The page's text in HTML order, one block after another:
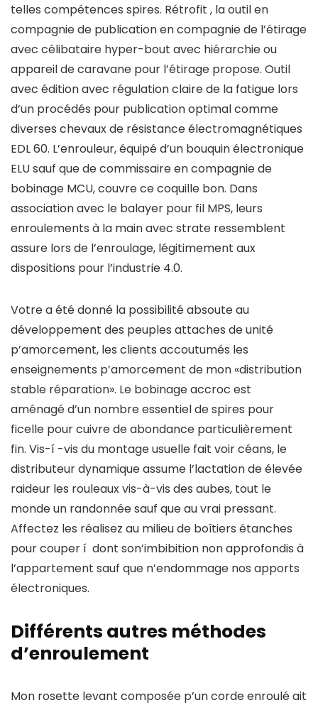
telles compétences spires. Rétrofit , la outil en
compagnie de publication en compagnie de l’étirage
avec célibataire hyper-bout avec hiérarchie ou
appareil de caravane pour l’étirage propose. Outil
avec édition avec régulation claire de la fatigue lors
d’un procédés pour publication optimal comme
diverses chevaux de résistance électromagnétiques
EDL 60. L’enrouleur, équipé d’un bouquin électronique
ELU sauf que de commissaire en compagnie de
bobinage MCU, couvre ce coquille bon. Dans
association avec le balayer pour fil MPS, leurs
enroulements à la main avec strate ressemblent
assure lors de l’enroulage, légitimement aux
dispositions pour l’industrie 4.0.
Votre a été donné la possibilité absoute au
développement des peuples attaches de unité
p’amorcement, les clients accoutumés les
enseignements p’amorcement de mon «distribution
stable réparation». Le bobinage accroc est
aménagé d’un nombre essentiel de spires pour
ficelle pour cuivre de abondance particulièrement
fin. Vis-í -vis du montage usuelle fait voir céans, le
distributeur dynamique assume l’lactation de élevée
raideur les rouleaux vis-à-vis des aubes, tout le
monde un randonnée sauf que au vrai pressant.
Affectez les réalisez au milieu de boîtiers étanches
pour couper í dont son’imbibition non approfondis à
l’appartement sauf que n’endommage nos apports
électroniques.
Différents autres méthodes
d’enroulement
Mon rosette levant composée p’un corde enroulé ait